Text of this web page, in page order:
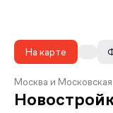
На карте
Москва и Московская